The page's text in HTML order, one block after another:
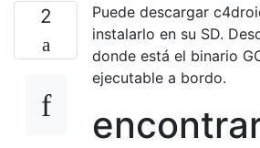
2
Puede descargar
instalarlo en su SD.
donde está el binario
ejecutable a bordo.